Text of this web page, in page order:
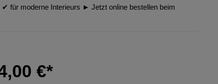
für moderne Interieurs ► Jetzt online bestellen beim
€*